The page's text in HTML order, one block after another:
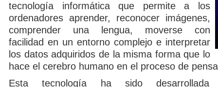
tecnología informática que permite a los
ordenadores aprender, reconocer imágenes,
comprender una lengua, moverse con
facilidad en un entorno complejo e interpretar
los datos adquiridos de la misma forma que lo
hace el cerebro humano en el proceso de
Esta tecnología ha sido